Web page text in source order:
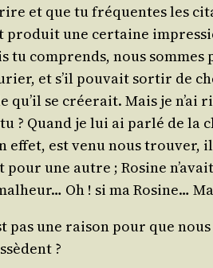
et que tu fré­quentes les
pro­duit une cer­taine
tu com­prends, nous
et s’il pou­vait sor­tir de
se crée­rait. Mais je
Quand je lui ai par­lé de la
est venu nous trou­ver,
une autre ; Rosine
Oh ! si ma Rosine…
pas une rai­son pour que
?